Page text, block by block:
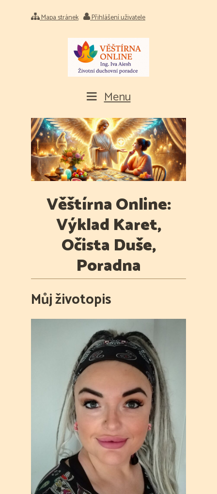
Mapa stránek Přihlášení uživatele
Menu
Věštírna Online:
Výklad Karet,
Očista Duše,
Poradna
Můj životopis